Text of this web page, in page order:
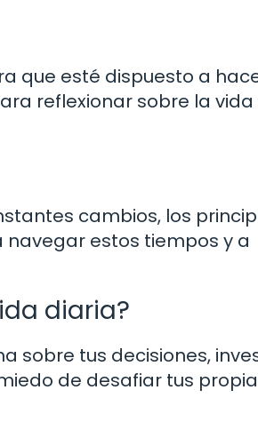
que esté dispuesto a
reflexionar sobre la vida
cambios, los
navegar estos tiempos y a
diaria?
sobre tus decisiones,
de desafiar tus